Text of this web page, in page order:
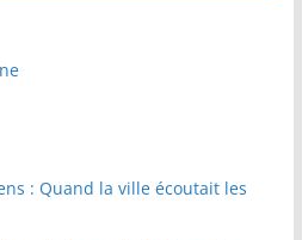
: Quand la ville écoutait les